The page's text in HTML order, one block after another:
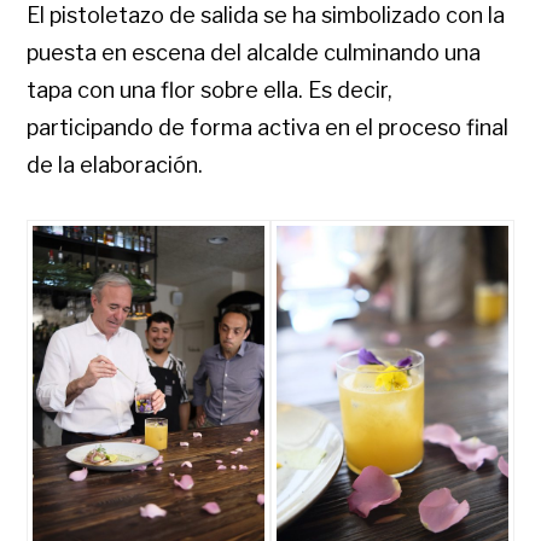
El pistoletazo de salida se ha simbolizado con la
puesta en escena del alcalde culminando una
tapa con una flor sobre ella. Es decir,
participando de forma activa en el proceso final
de la elaboración.